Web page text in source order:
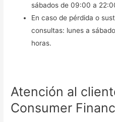
sábados de 09:00 a
En caso de pérdida o
consultas: lunes a
horas.
Atención al
Consumer